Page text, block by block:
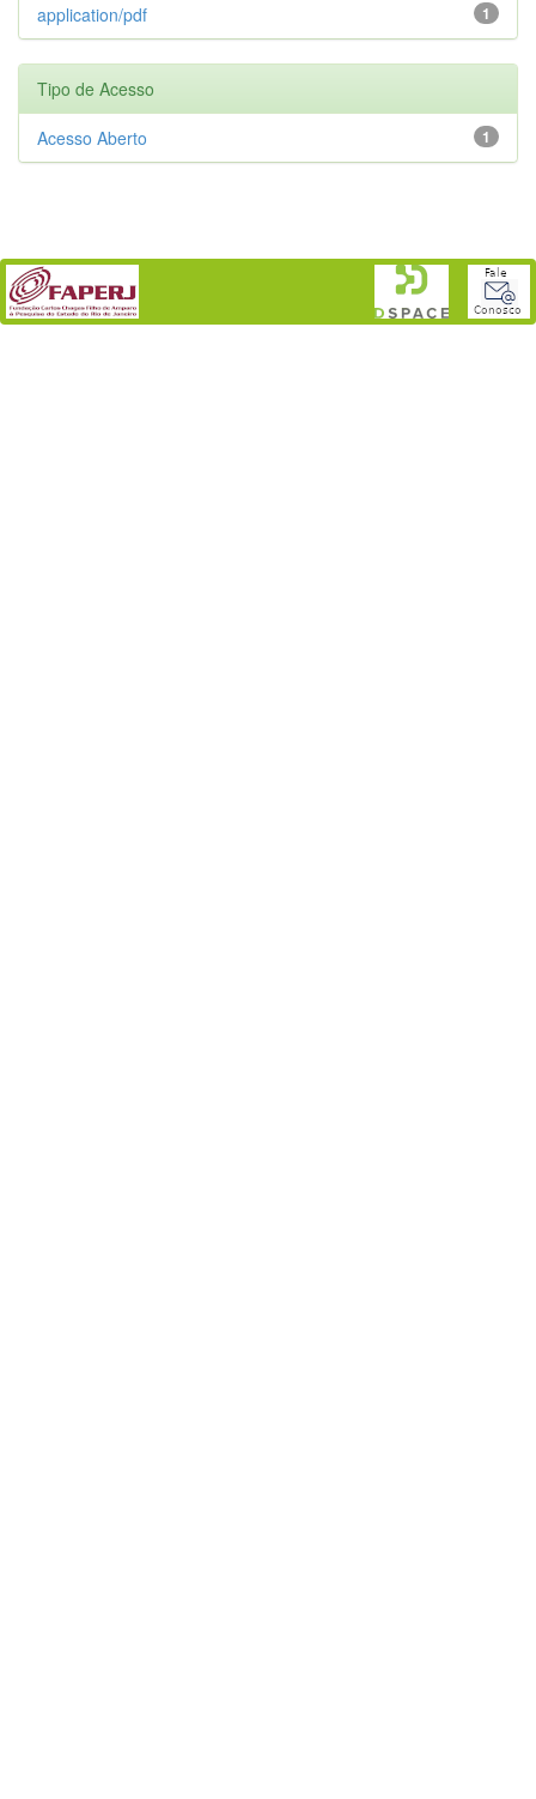
1
application/pdf
Tipo de Acesso
1
Acesso Aberto